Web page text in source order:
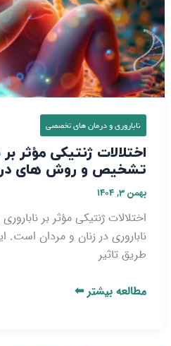
ناباروری و درمان‌ های تخصصی
اختلالات ژنتیکی مؤثر بر
تشخیص و روش‌ های
بهمن ۳, ۱۴۰۴
اختلالات ژنتیکی مؤثر بر
ناباروری در زنان و مردان است.
طریق تاثیر
علل،
تشخیص
و
روش‌
های
مطالعه بیشتر ⬅